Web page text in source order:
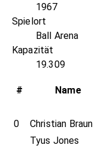
1967
Spielort
Ball Arena
Kapazität
19.309
# Name
0
Christian Braun
Tyus Jones